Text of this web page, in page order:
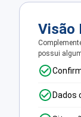
Visão
possui
Dados